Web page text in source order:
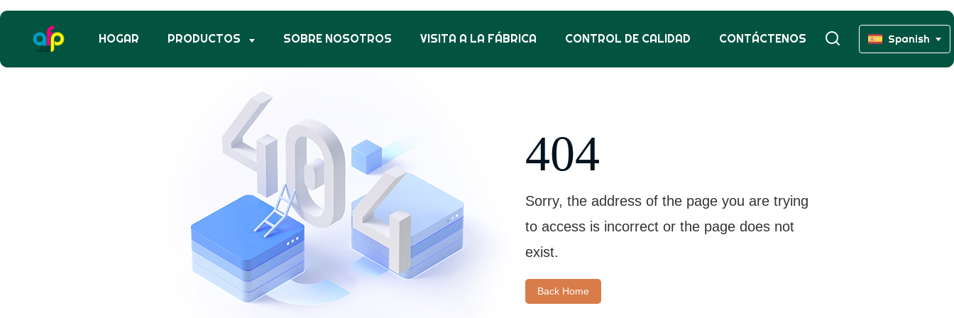
HOGAR PRODUCTOS SOBRE NOSOTROS VISITA A LA FÁBRICA CONTROL DE CALIDAD CONTÁCTENOS Spanish
404
Sorry, the address of the page you are trying
to access is incorrect or the page does not
exist.
Back Home